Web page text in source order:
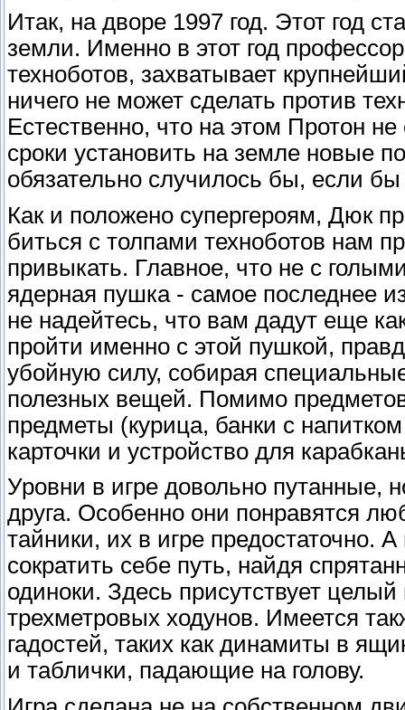
Итак, на дворе 1997 год. Этот год
земли. Именно в этот год
техноботов, захватывает
ничего не может сделать против
Естественно, что на этом Протон
сроки установить на земле новые
обязательно случилось бы, если
Как и положено супергероям, Дюк
биться с толпами техноботов нам
привыкать. Главное, что не с
ядерная пушка - самое последнее
не надейтесь, что вам дадут еще
пройти именно с этой пушкой,
убойную силу, собирая
полезных вещей. Помимо
предметы (курица, банки с
карточки и устройство для
Уровни в игре довольно путанные,
друга. Особенно они понравятся
тайники, их в игре предостаточно.
сократить себе путь, найдя
одиноки. Здесь присутствует
трехметровых ходунов. Имеется
гадостей, таких как динамиты в
и таблички, падающие на голову.